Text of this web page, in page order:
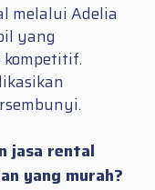
melalui Adelia
yang
jasa rental
yang murah?